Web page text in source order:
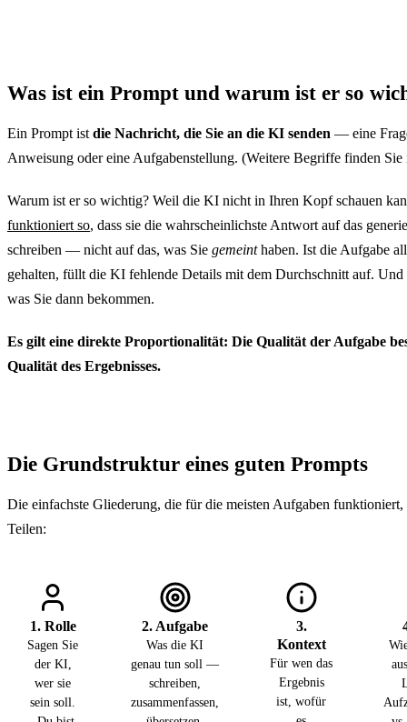
Was ist ein Prompt und warum ist er so
Ein Prompt ist die Nachricht, die Sie an die KI senden — eine
Anweisung oder eine Aufgabenstellung. (Weitere Begriffe finden
Warum ist er so wichtig? Weil die KI nicht in Ihren Kopf schauen
funktioniert so, dass sie die wahrscheinlichste Antwort auf das
schreiben — nicht auf das, was Sie gemeinthaben. Ist die Aufgabe
gehalten, füllt die KI fehlende Details mit dem Durchschnitt auf. Und
was Sie dann bekommen.
Es gilt eine direkte Proportionalität: Die Qualität der Aufgabe
Qualität des Ergebnisses.
Die Grundstruktur eines guten Prompts
Die einfachste Gliederung, die für die meisten Aufgaben funktioniert,
Teilen:
1. Rolle
Sagen Sie
der KI,
wer sie
sein soll.
2. Aufgabe
Was die KI
genau tun soll —
schreiben,
zusammenfassen,
3.
Kontext
Für wen das
Ergebnis
ist, wofür